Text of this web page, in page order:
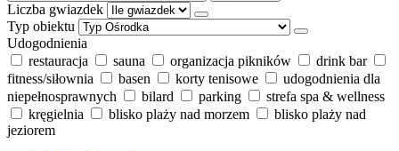
Liczba gwiazdek
Typ obiektu
Udogodnienia
restauracja
sauna organizacja pikników
drink bar
fitness/siłownia
basen korty tenisowe
udogodnienia dla
niepełnosprawnych
bilard parking
strefa spa & wellness
kręgielnia
blisko plaży nad morzem
blisko plaży nad
jeziorem